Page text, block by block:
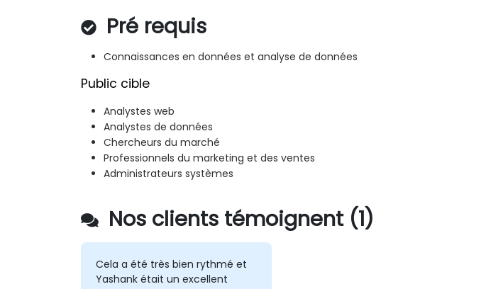
Pré requis
Connaissances en données et analyse de données
Public cible
Analystes web
Analystes de données
Chercheurs du marché
Professionnels du marketing et des ventes
Administrateurs systèmes
Nos clients témoignent (1)
Cela a été très bien rythmé et
Yashank était un excellent